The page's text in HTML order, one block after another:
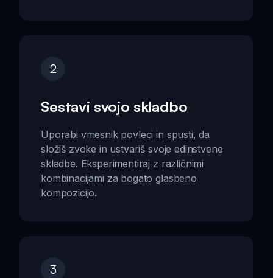
2
Sestavi svojo skladbo
Uporabi vmesnik povleci in spusti, da
složiš zvoke in ustvariš svoje edinstvene
skladbe. Eksperimentiraj z različnimi
kombinacijami za bogato glasbeno
kompozicijo.
3